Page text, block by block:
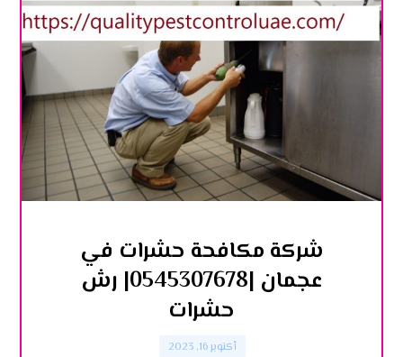
شركة مكافحة حشرات في
عجمان |0545307678| رش
حشرات
أكتوبر 16, 2023